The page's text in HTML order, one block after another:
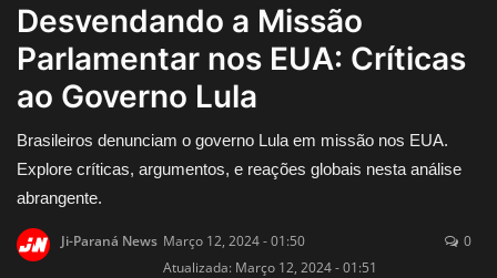
Home
Acidente
Notícias do Mundo
Desvendando a Missão
Parlamentar nos EUA: Críticas
ao Governo Lula
Brasileiros denunciam o governo Lula em missão nos EUA.
Explore críticas, argumentos, e reações globais nesta análise
abrangente.
Ji-Paraná News Março 12, 2024 - 01:50
Atualizada: Março 12, 2024 - 01:51
0